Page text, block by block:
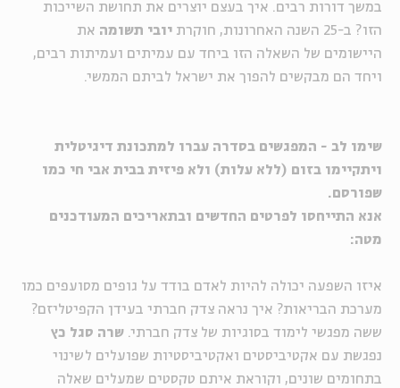
במשך דורות רבים. איך בעצם יוצרים את תחושת השייכות
הזו? ב-25 השנה האחרונות, חוקרת
יובי תשומה את
היישומים של השאלה הזו ביחד עם עמיתים ועמיתות רבים,
ויחד הם מבקשים להפוך את ישראל לביתם הממשי.
שימו לב - המפגשים בסדרה עברו למתכונת דיגיטלית
ויתקיימו בזום (ללא עלות) ולא פיזית בבית אבי חי כמו
שפורסם.
אנא התייחסו לפרטים החדשים ובתאריכים המעודכנים
מטה:
איזו השפעה יכולה להיות לאדם בודד על גופים מסועפים כמו
מערכת הבריאות? איך נראה צדק חברתי בעידן הקפיטליזם?
ששה מפגשי לימוד בסוגיות של צדק חברתי. שרה סגל כץ
נפגשת עם אקטיביסטים ואקטיביסטיות שפועלים לשינוי
בתחומים שונים, וקוראת איתם טקסטים שמעלים שאלה